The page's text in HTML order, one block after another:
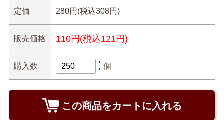
定価 280円(税込308円)
販売価格 110円(税込121円)
購入数 個
この商品をカートに入れる